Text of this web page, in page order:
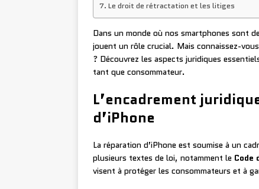
Le droit de rétractation et les litiges
Dans un monde où nos smartphones sont
jouent un rôle crucial. Mais connaissez-
? Découvrez les aspects juridiques
tant que consommateur.
L’encadrement
d’iPhone
La réparation d’iPhone est soumise à un
plusieurs textes de loi, notamment le Code
visent à protéger les consommateurs et à